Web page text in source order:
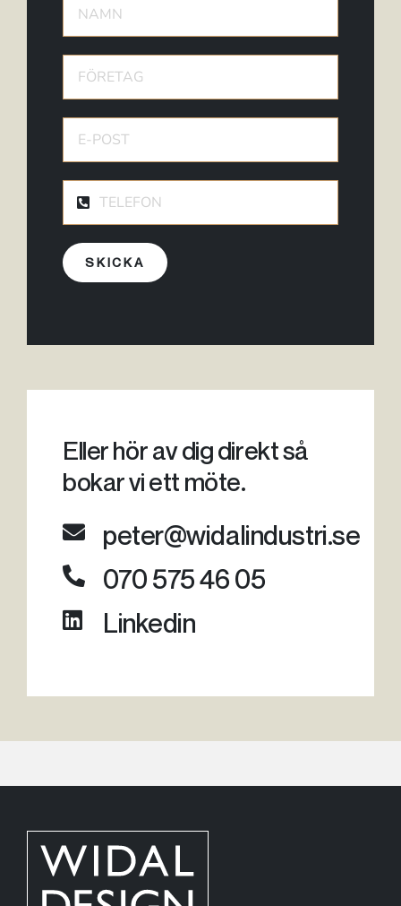
SKICKA
Eller hör av dig direkt så
bokar vi ett möte.
peter@widalindustri.se
070 575 46 05
Linkedin